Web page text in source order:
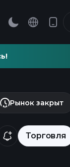
Торговля
Рынок закрыт